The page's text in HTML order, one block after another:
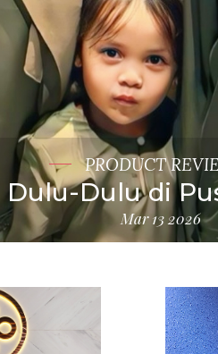
PRODUCT
Dulu-Dulu di
Mar 13 2026